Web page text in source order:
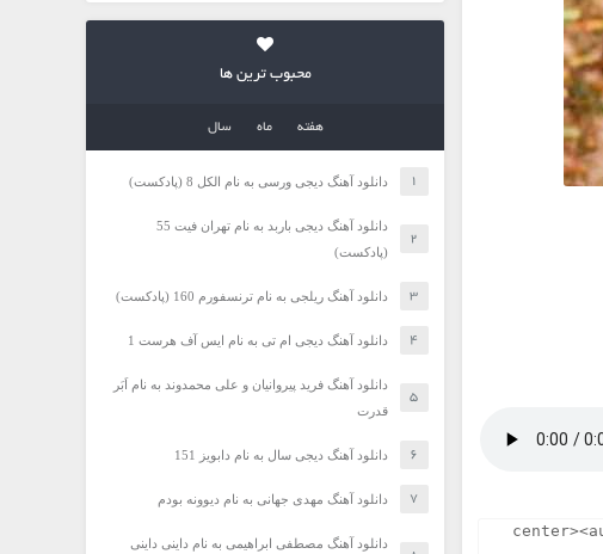
محبوب ترین ها
هفته ماه سال
دانلود آهنگ دیجی ورسی به نام الکل 8 (پادکست)
دانلود آهنگ دیجی باربد به نام تهران فیت 55
(پادکست)
دانلود آهنگ ریلجی به نام ترنسفورم 160 (پادکست)
دانلود آهنگ دیجی ام تی به نام ایس آف هرست 1
دانلود آهنگ فرید پیروانیان و علی محمدوند به نام اَبَر
قدرت
دانلود آهنگ دیجی سال به نام دابویز 151
دانلود آهنگ مهدی جهانی به نام دیوونه بودم
دانلود آهنگ مصطفی ابراهیمی به نام داینی داینی